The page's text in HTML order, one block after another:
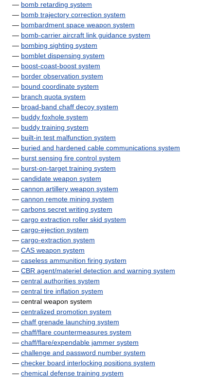
— bomb retarding system
— bomb trajectory correction system
— bombardment space weapon system
— bomb-carrier aircraft link guidance system
— bombing sighting system
— bomblet dispensing system
— boost-coast-boost system
— border observation system
— bound coordinate system
— branch quota system
— broad-band chaff decoy system
— buddy foxhole system
— buddy training system
— built-in test malfunction system
— buried and hardened cable communications system
— burst sensing fire control system
— burst-on-target training system
— candidate weapon system
— cannon artillery weapon system
— cannon remote mining system
— carbons secret writing system
— cargo extraction roller skid system
— cargo-ejection system
— cargo-extraction system
— CAS weapon system
— caseless ammunition firing system
— CBR agent/materiel detection and warning system
— central authorities system
— central tire inflation system
— central weapon system
— centralized promotion system
— chaff grenade launching system
— chaff/flare countermeasures system
— chaff/flare/expendable jammer system
— challenge and password number system
— checker board interlocking positions system
— chemical defense training system